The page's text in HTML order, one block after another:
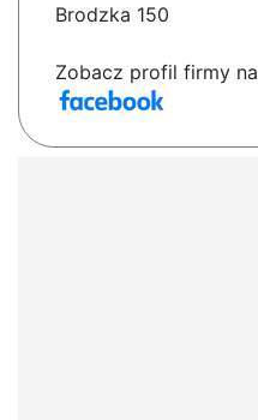
Brodzka 150
Zobacz profil firmy na